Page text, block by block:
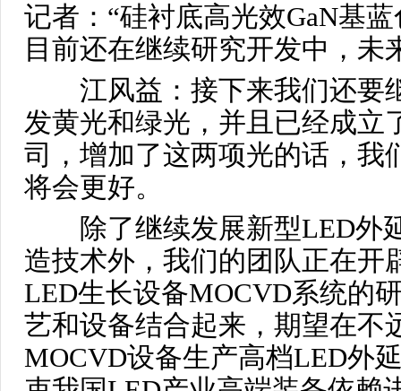
记者：“硅衬底高光效GaN基
目前还在继续研究开发中，未
江风益：接下来我们还要
发黄光和绿光，并且已经成立
司，增加了这两项光的话，我
将会更好。
除了继续发展新型LED外
造技术外，我们的团队正在开
LED生长设备MOCVD系统的
艺和设备结合起来，期望在不
MOCVD设备生产高档LED外